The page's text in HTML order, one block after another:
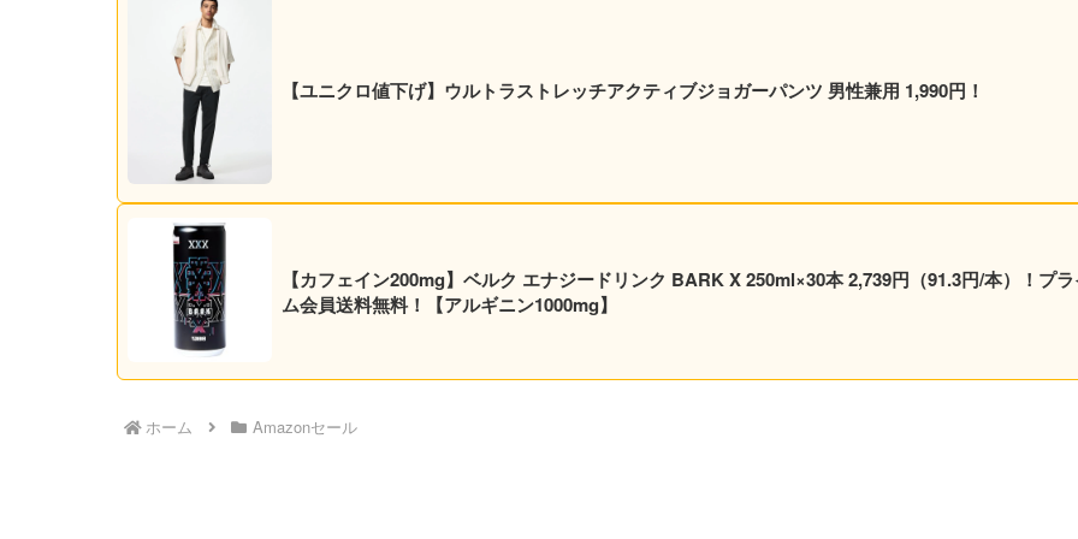
【ユニクロ値下げ】ウルトラストレッチアクティブジョガーパンツ 男性兼用 1,990円！
【カフェイン200mg】ベルク エナジードリンク BARK X 250ml×30本 2,739円（91.3円/本）！プ
ム会員送料無料！【アルギニン1000mg】
ホーム Amazonセール